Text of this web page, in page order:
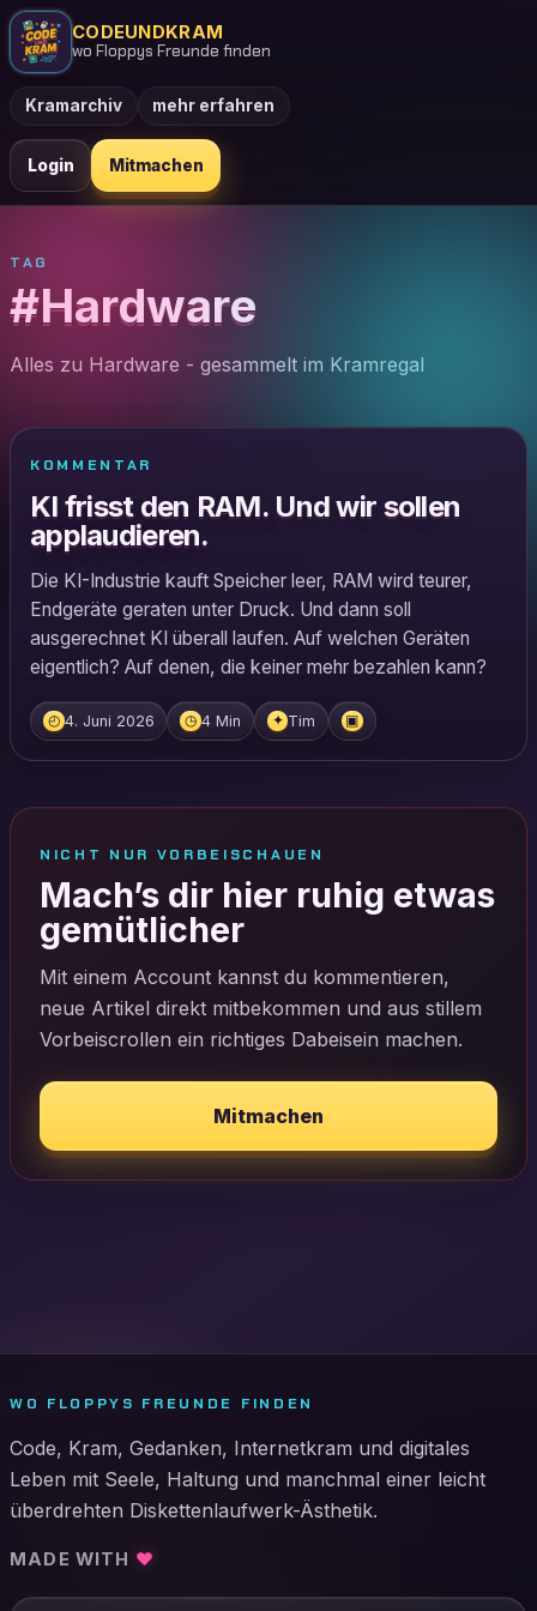
CODEUNDKRAM
wo Floppys Freunde finden
Kramarchiv mehr erfahren
Login Mitmachen
TAG
#Hardware
Alles zu Hardware - gesammelt im Kramregal
KOMMENTAR
KI frisst den RAM. Und wir sollen
applaudieren.
Die KI-Industrie kauft Speicher leer, RAM wird teurer,
Endgeräte geraten unter Druck. Und dann soll
ausgerechnet KI überall laufen. Auf welchen Geräten
eigentlich? Auf denen, die keiner mehr bezahlen kann?
◴ 4. Juni 2026 ◷ 4 Min ✦ Tim ▣
NICHT NUR VORBEISCHAUEN
Mach’s dir hier ruhig etwas
gemütlicher
Mit einem Account kannst du kommentieren,
neue Artikel direkt mitbekommen und aus stillem
Vorbeiscrollen ein richtiges Dabeisein machen.
Mitmachen
WO FLOPPYS FREUNDE FINDEN
Code, Kram, Gedanken, Internetkram und digitales
Leben mit Seele, Haltung und manchmal einer leicht
überdrehten Diskettenlaufwerk-Ästhetik.
MADE WITH ♥